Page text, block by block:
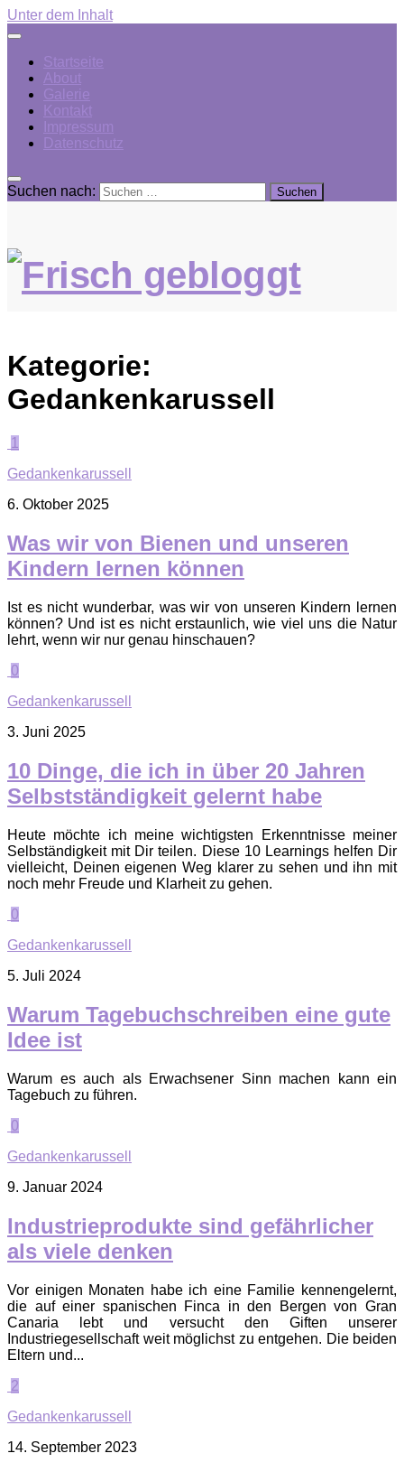
Unter dem Inhalt
Startseite
About
Galerie
Kontakt
Impressum
Datenschutz
Suchen nach:
Kategorie:
Gedankenkarussell
1
Gedankenkarussell
6. Oktober 2025
Was wir von Bienen und unseren
Kindern lernen können
Ist es nicht wunderbar, was wir von unseren Kindern lernen
können? Und ist es nicht erstaunlich, wie viel uns die Natur
lehrt, wenn wir nur genau hinschauen?
0
Gedankenkarussell
3. Juni 2025
10 Dinge, die ich in über 20 Jahren
Selbstständigkeit gelernt habe
Heute möchte ich meine wichtigsten Erkenntnisse meiner
Selbständigkeit mit Dir teilen. Diese 10 Learnings helfen Dir
vielleicht, Deinen eigenen Weg klarer zu sehen und ihn mit
noch mehr Freude und Klarheit zu gehen.
0
Gedankenkarussell
5. Juli 2024
Warum Tagebuchschreiben eine gute
Idee ist
Warum es auch als Erwachsener Sinn machen kann ein
Tagebuch zu führen.
0
Gedankenkarussell
9. Januar 2024
Industrieprodukte sind gefährlicher
als viele denken
Vor einigen Monaten habe ich eine Familie kennengelernt,
die auf einer spanischen Finca in den Bergen von Gran
Canaria lebt und versucht den Giften unserer
Industriegesellschaft weit möglichst zu entgehen. Die beiden
Eltern und...
2
Gedankenkarussell
14. September 2023